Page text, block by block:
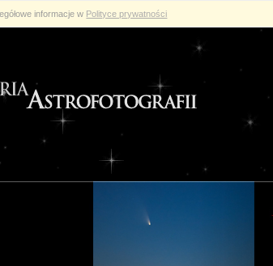
informacje w Polityce prywatności